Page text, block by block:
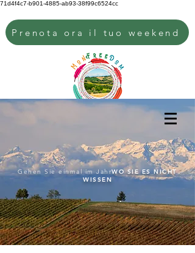
71d4f4c7-b901-4885-ab93-38f99c6524cc
Prenota ora il tuo weekend
Gehen Sie einmal im JahrWO SIE ES NICHT
WISSEN